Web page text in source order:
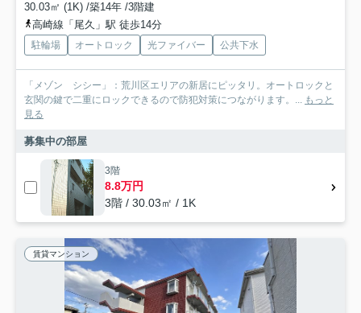
30.03㎡ (1K) /築14年 /3階建
高崎線「尾久」駅 徒歩14分
駐輪場 オートロック 光ファイバー 公共下水
「メゾン シシー」：荒川区エリアの新居にピッタリ。オートロックと
玄関の鍵で二重にロックできるので防犯対策につながります。... もっと
見る
募集中の部屋
3階
8.8万円
3階 / 30.03㎡ / 1K
賃貸マンション